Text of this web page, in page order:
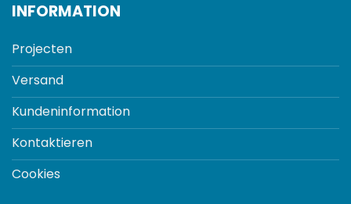
INFORMATION
Projecten
Versand
Kundeninformation
Kontaktieren
Cookies